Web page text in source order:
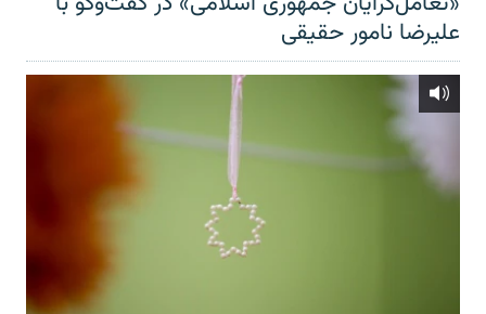
علیرضا نامور حقیقی